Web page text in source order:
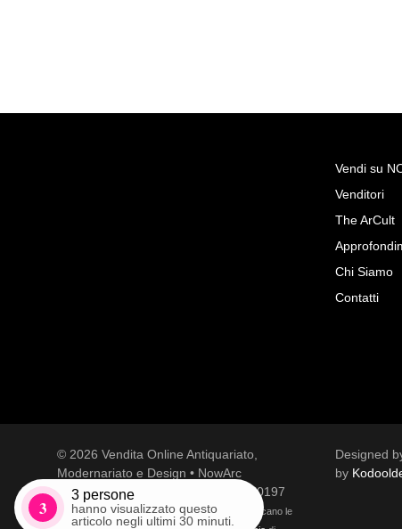
3
3 persone
hanno visualizzato questo
articolo negli ultimi 30 minuti.
Richiedi Maggiori Info
LENCI, Natività, Placca
dipinta
Accetto le condizioni sulla privacy policy
Voglio rimanere aggiornato sulle ultime novità.
Vendi su
Venditori
The ArCult
Chi Siamo
Contatti
© 2026 Vendita Online Antiquariato,
Modernariato e Design • NowArc
Tutti i diritti riservati | P.Iva 01741540197
Questo sito è protetto da reCAPTCHA e si applicano le
Designed
by